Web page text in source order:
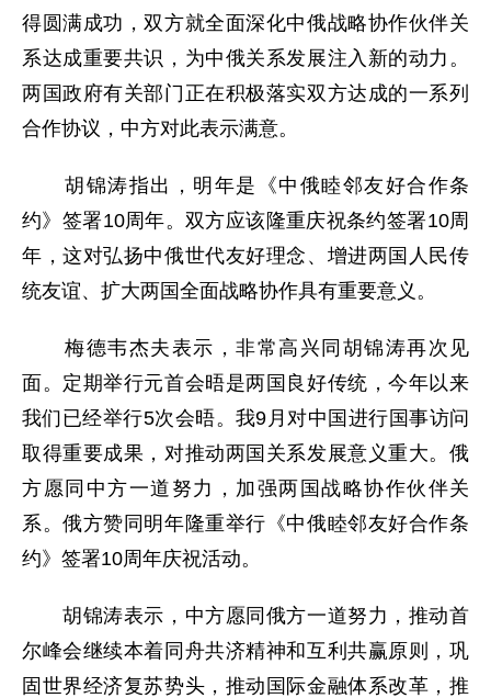
得圆满成功，双方就全面深化中俄战略协作伙伴关
系达成重要共识，为中俄关系发展注入新的动力。
两国政府有关部门正在积极落实双方达成的一系列
合作协议，中方对此表示满意。
胡锦涛指出，明年是《中俄睦邻友好合作条
约》签署10周年。双方应该隆重庆祝条约签署10周
年，这对弘扬中俄世代友好理念、增进两国人民传
统友谊、扩大两国全面战略协作具有重要意义。
梅德韦杰夫表示，非常高兴同胡锦涛再次见
面。定期举行元首会晤是两国良好传统，今年以来
我们已经举行5次会晤。我9月对中国进行国事访问
取得重要成果，对推动两国关系发展意义重大。俄
方愿同中方一道努力，加强两国战略协作伙伴关
系。俄方赞同明年隆重举行《中俄睦邻友好合作条
约》签署10周年庆祝活动。
胡锦涛表示，中方愿同俄方一道努力，推动首
尔峰会继续本着同舟共济精神和互利共赢原则，巩
固世界经济复苏势头，推动国际金融体系改革，推